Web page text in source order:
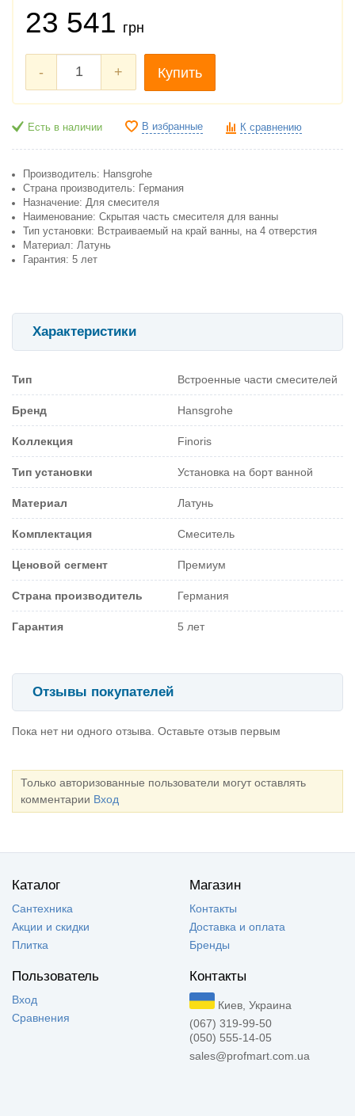
23 541 грн
- + Купить
Есть в наличии В избранные К сравнению
Производитель: Hansgrohe
Cтрана производитель: Германия
Назначение: Для смесителя
Наименование: Скрытая часть смесителя для ванны
Тип установки: Встраиваемый на край ванны, на 4 отверстия
Материал: Латунь
Гарантия: 5 лет
Характеристики
Тип Встроенные части смесителей
Бренд Hansgrohe
Коллекция Finoris
Тип установки Установка на борт ванной
Материал Латунь
Комплектация Смеситель
Ценовой сегмент Премиум
Страна производитель Германия
Гарантия 5 лет
Отзывы покупателей
Пока нет ни одного отзыва. Оставьте отзыв первым
Только авторизованные пользователи могут оставлять
комментарии Вход
Каталог
Сантехника
Акции и скидки
Плитка
Магазин
Контакты
Доставка и оплата
Бренды
Пользователь
Вход
Сравнения
Контакты
Киев, Украина
(067) 319-99-50
(050) 555-14-05
sales@profmart.com.ua